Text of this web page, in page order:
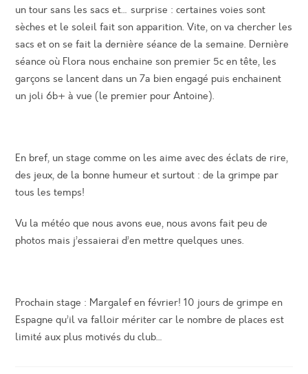
un tour sans les sacs et… surprise : certaines voies sont
sèches et le soleil fait son apparition. Vite, on va chercher les
sacs et on se fait la dernière séance de la semaine. Dernière
séance où Flora nous enchaine son premier 5c en tête, les
garçons se lancent dans un 7a bien engagé puis enchainent
un joli 6b+ à vue (le premier pour Antoine).
En bref, un stage comme on les aime avec des éclats de rire,
des jeux, de la bonne humeur et surtout : de la grimpe par
tous les temps!
Vu la météo que nous avons eue, nous avons fait peu de
photos mais j’essaierai d’en mettre quelques unes.
Prochain stage : Margalef en février! 10 jours de grimpe en
Espagne qu’il va falloir mériter car le nombre de places est
limité aux plus motivés du club…